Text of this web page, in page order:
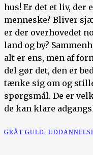
hus! Er det et liv, der
menneske? Bliver
er der overhovedet
land og by?
alt er ens, men af
del gør det, den er
tænke sig om og
spørgsmål. De er
de kan klare
GRÅT GULD